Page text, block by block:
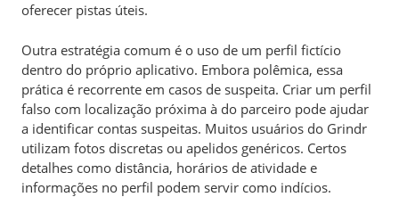
oferecer pistas úteis.
Outra estratégia comum é o uso de um perfil fictício
dentro do próprio aplicativo. Embora polêmica, essa
prática é recorrente em casos de suspeita. Criar um perfil
falso com localização próxima à do parceiro pode ajudar
a identificar contas suspeitas. Muitos usuários do Grindr
utilizam fotos discretas ou apelidos genéricos. Certos
detalhes como distância, horários de atividade e
informações no perfil podem servir como indícios.